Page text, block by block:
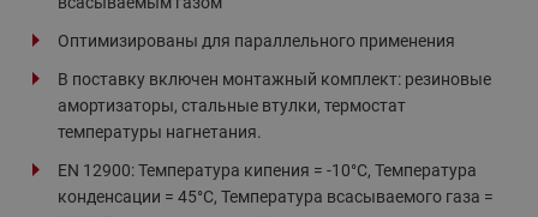
Оптимизированы для параллельного применения
В поставку включен монтажный комплект: резиновые
амортизаторы, стальные втулки, термостат
температуры нагнетания.
EN 12900: Температура кипения = -10°С, Температура
конденсации = 45°С, Температура всасываемого газа =